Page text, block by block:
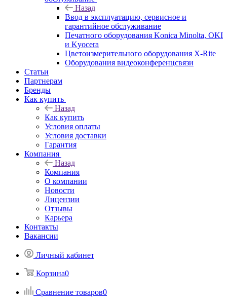
Назад
Ввод в эксплуатацию, сервисное и
гарантийное обслуживание
Печатного оборудования Konica Minolta, OKI
и Kyocera
Цветоизмерительного оборудования X-Rite
Оборудования видеоконференцсвязи
Статьи
Партнерам
Бренды
Как купить
Назад
Как купить
Условия оплаты
Условия доставки
Гарантия
Компания
Назад
Компания
О компании
Новости
Лицензии
Отзывы
Карьера
Контакты
Вакансии
Личный кабинет
Корзина0
Сравнение товаров0